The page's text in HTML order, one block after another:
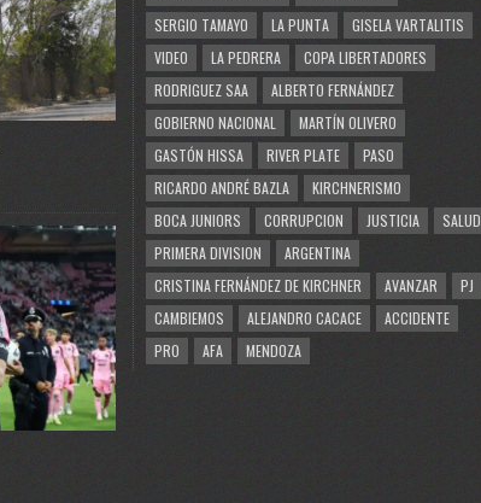
SERGIO TAMAYO
LA PUNTA
GISELA VARTALITIS
VIDEO
LA PEDRERA
COPA LIBERTADORES
RODRIGUEZ SAA
ALBERTO FERNÁNDEZ
GOBIERNO NACIONAL
MARTÍN OLIVERO
GASTÓN HISSA
RIVER PLATE
PASO
RICARDO ANDRÉ BAZLA
KIRCHNERISMO
BOCA JUNIORS
CORRUPCION JUSTICIA
SALUD
PRIMERA DIVISION
ARGENTINA
CRISTINA FERNÁNDEZ DE KIRCHNER
AVANZAR
PJ
CAMBIEMOS
ALEJANDRO CACACE
ACCIDENTE
PRO
AFA MENDOZA